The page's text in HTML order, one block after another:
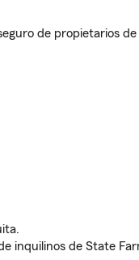
de propietarios
inquilinos de State